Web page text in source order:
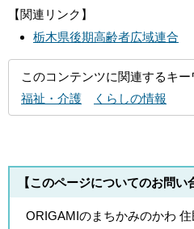
【関連リンク】
栃木県後期高齢者広域連合
このコンテンツに関連するキー
福祉・介護
くらしの情報
【このページについてのお問い
ORIGAMIのまちかみのかわ